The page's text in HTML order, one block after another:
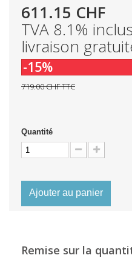
611.15 CHF
TVA 8.1% inclus
livraison
-15%
719.00 CHFTTC
Quantité
Ajouter au panier
Remise sur la